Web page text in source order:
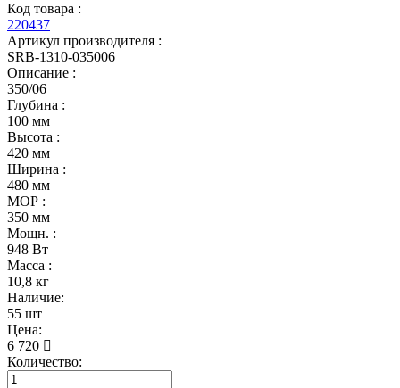
Код товара :
220437
Артикул производителя :
SRB-1310-035006
Описание :
350/06
Глубина :
100 мм
Высота :
420 мм
Ширина :
480 мм
МОР :
350 мм
Мощн. :
948 Вт
Масса :
10,8 кг
Наличие:
55 шт
Цена:
6 720
Количество: